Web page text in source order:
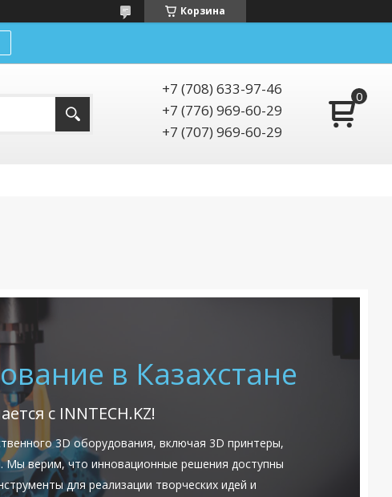
Корзина
+7 (708) 633-97-46
+7 (776) 969-60-29
+7 (707) 969-60-29
в Казахстане
с INNTECH.KZ!
3D оборудования, включая 3D принтеры,
Мы верим, что инновационные решения доступны
для реализации творческих идей и